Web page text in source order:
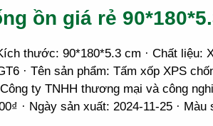
ồn giá rẻ
thước: 90*180*5.3 cm · Chất liệu:
· Tên sản phẩm: Tấm xốp XPS
ty TNHH thương mại và công
· Ngày sản xuất: 2024-11-25 · Màu